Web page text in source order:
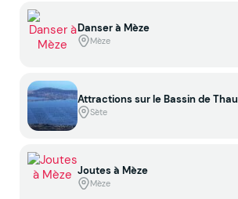
Danser à Mèze
Mèze
Attractions sur le Bassin de Thau
Sète
Joutes à Mèze
Mèze